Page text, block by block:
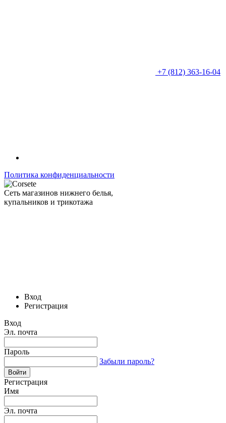
+7 (812) 363-16-04
Политика конфиденциальности
Сеть магазинов нижнего белья,
купальников и трикотажа
Вход
Регистрация
Вход
Эл. почта
Пароль
Забыли пароль?
Регистрация
Имя
Эл. почта